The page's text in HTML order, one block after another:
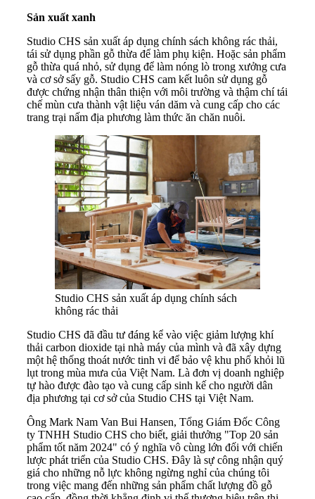
Sản xuất xanh
Studio CHS sản xuất áp dụng chính sách không rác thải,
tái sử dụng phần gỗ thừa để làm phụ kiện. Hoặc sản phẩm
gỗ thừa quá nhỏ, sử dụng để làm nóng lò trong xưởng cưa
và cơ sở sấy gỗ. Studio CHS cam kết luôn sử dụng gỗ
được chứng nhận thân thiện với môi trường và thậm chí tái
chế mùn cưa thành vật liệu ván dăm và cung cấp cho các
trang trại nấm địa phương làm thức ăn chăn nuôi.
Studio CHS sản xuất áp dụng chính sách
không rác thải
Studio CHS đã đầu tư đáng kể vào việc giảm lượng khí
thải carbon dioxide tại nhà máy của mình và đã xây dựng
một hệ thống thoát nước tinh vi để bảo vệ khu phố khỏi lũ
lụt trong mùa mưa của Việt Nam. Là đơn vị doanh nghiệp
tự hào được đào tạo và cung cấp sinh kế cho người dân
địa phương tại cơ sở của Studio CHS tại Việt Nam.
Ông Mark Nam Van Bui Hansen, Tổng Giám Đốc Công
ty TNHH Studio CHS cho biết, giải thưởng "Top 20 sản
phẩm tốt năm 2024" có ý nghĩa vô cùng lớn đối với chiến
lược phát triển của Studio CHS. Đây là sự công nhận quý
giá cho những nỗ lực không ngừng nghỉ của chúng tôi
trong việc mang đến những sản phẩm chất lượng đồ gỗ